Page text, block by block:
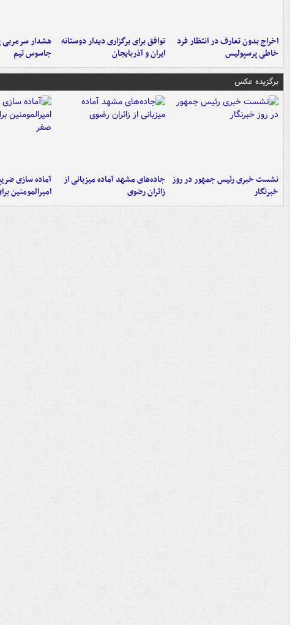
اخراج بدون تعارف در انتظار فرد
خاطی پرسپولیس
توافق برای برگزاری دیدار دوستانه
ایران و آذربایجان
هشدار سرمربی
جاسوس تیم
برگزیده عکس
نشست خبری رئیس جمهور در روز
خبرنگار
جاده‌های مشهد آماده میزبانی از
زائران رضوی
آماده سازی
امیرالمومنین